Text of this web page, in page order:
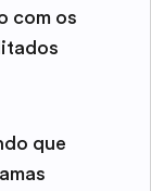
com os
que